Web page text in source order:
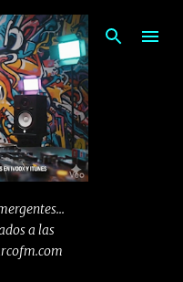
principal
a las